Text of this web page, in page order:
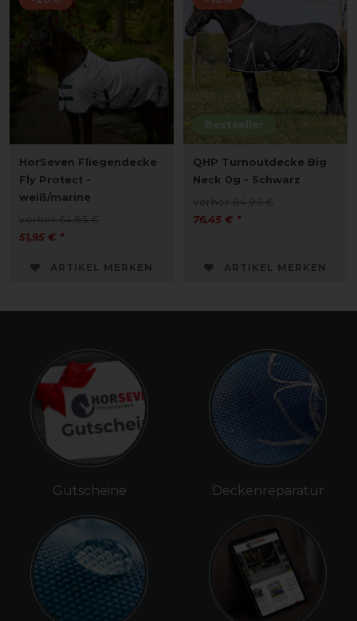
HorSeven Fliegendecke
Fly Protect -
weiß/marine
vorher 64,95 €
51,95 € *
ARTIKEL MERKEN
Bestseller
QHP Turnoutdecke Big
Neck 0g - Schwarz
vorher 84,95 €
76,45 € *
ARTIKEL MERKEN
Gutscheine Deckenreparatur